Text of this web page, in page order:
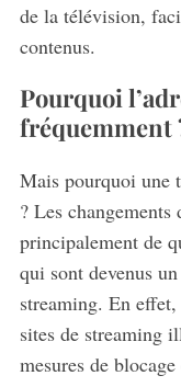
de la télévision,
contenus.
Pourquoi
fréquemment
Mais pourquoi une
? Les changements
principalement de
qui sont devenus
streaming. En
sites de streaming
mesures de